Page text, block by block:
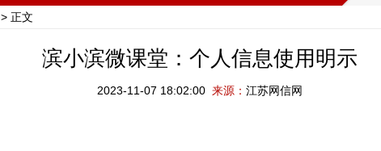
> 正文
滨小滨微课堂：个人信息使用明示
2023-11-07 18:02:00 来源： 江苏网信网